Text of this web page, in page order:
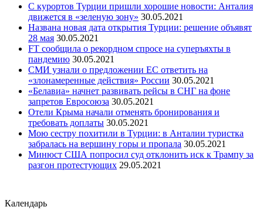
С курортов Турции пришли хорошие новости: Анталия
движется в «зеленую зону» 30.05.2021
Названа новая дата открытия Турции: решение объявят
28 мая 30.05.2021
FT сообщила о рекордном спросе на суперъяхты в
пандемию 30.05.2021
СМИ узнали о предложении ЕС ответить на
«злонамеренные действия» России 30.05.2021
«Белавиа» начнет развивать рейсы в СНГ на фоне
запретов Евросоюза 30.05.2021
Отели Крыма начали отменять бронирования и
требовать доплаты 30.05.2021
Мою сестру похитили в Турции: в Анталии туристка
забралась на вершину горы и пропала 30.05.2021
Минюст США попросил суд отклонить иск к Трампу за
разгон протестующих 29.05.2021
Календарь